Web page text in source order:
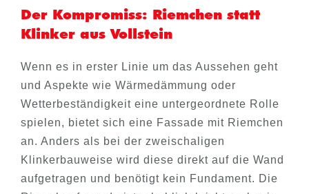
Der Kompromiss: Riemchen statt
Klinker aus Vollstein
Wenn es in erster Linie um das Aussehen geht
und Aspekte wie Wärmedämmung oder
Wetterbeständigkeit eine untergeordnete Rolle
spielen, bietet sich eine Fassade mit Riemchen
an. Anders als bei der zweischaligen
Klinkerbauweise wird diese direkt auf die Wand
aufgetragen und benötigt kein Fundament. Die